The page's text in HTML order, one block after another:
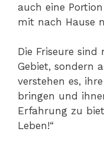
auch eine Portion
mit nach Hause
Die Friseure
Gebiet, sondern
verstehen es,
bringen und
Erfahrung zu
Leben!“